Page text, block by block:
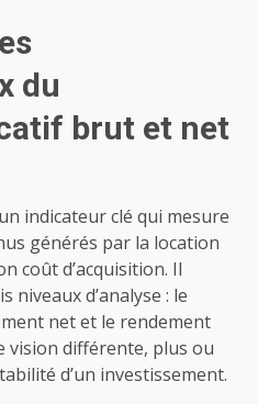
du
brut et net
indicateur clé qui mesure
générés par la location
coût d’acquisition. Il
d’analyse : le
net et le rendement
vision différente, plus ou
d’un investissement.